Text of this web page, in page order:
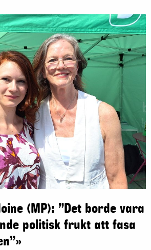
(MP): ”Det borde vara
politisk frukt att fasa